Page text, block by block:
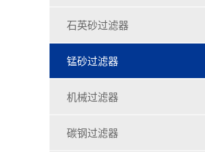
石英砂过滤器
锰砂过滤器
机械过滤器
碳钢过滤器